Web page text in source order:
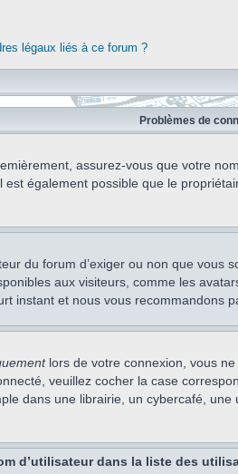
légaux liés à ce forum ?
Problèmes de
assurez-vous que votre
également possible que le
du forum d’exiger ou non que
aux visiteurs, comme les
instant et nous vous recommandons
lors de votre connexion, vous
veuillez cocher la case
dans une librairie, un cybercafé,
d’utilisateur dans la liste des